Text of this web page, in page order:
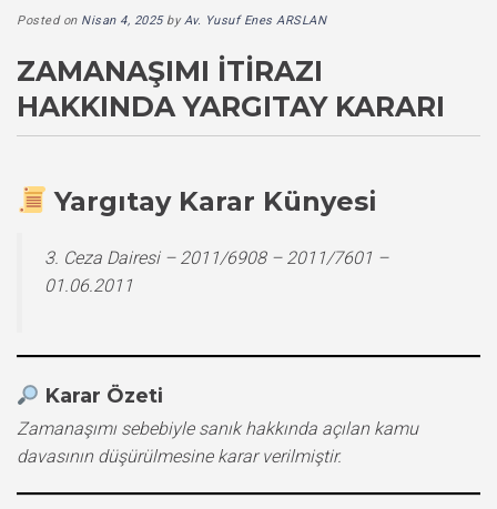
Posted on Nisan 4, 2025byAv. Yusuf Enes ARSLAN
ZAMANAŞIMI İTIRAZI
HAKKINDA YARGITAY KARARI
Yargıtay Karar Künyesi
3. Ceza Dairesi – 2011/6908 – 2011/7601 –
01.06.2011
Karar Özeti
Zamanaşımı sebebiyle sanık hakkında açılan kamu
davasının düşürülmesine karar verilmiştir.